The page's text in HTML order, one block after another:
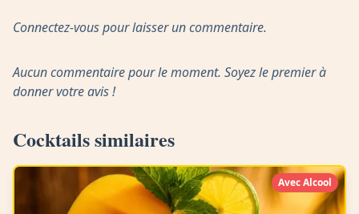
Connectez-vous pour laisser un commentaire.
Aucun commentaire pour le moment. Soyez le premier à
donner votre avis !
Cocktails similaires
Avec Alcool